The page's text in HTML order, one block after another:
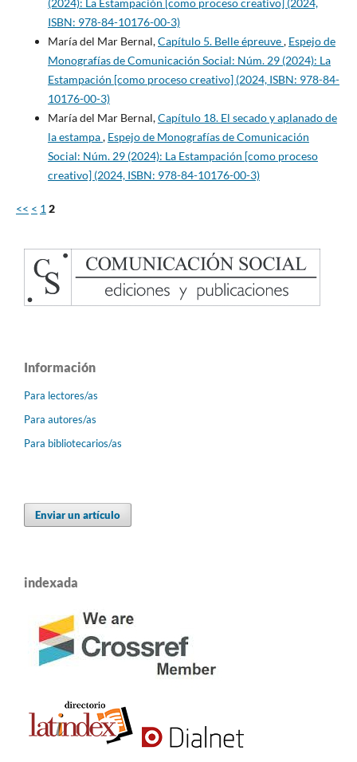
ISBN: 978-84-10176-00-3)
María del Mar Bernal,Capítulo 5. Belle épreuve, Espejo de
Monografías de Comunicación Social: Núm. 29 (2024): La
Estampación [como proceso creativo] (2024, ISBN: 978-84-
10176-00-3)
María del Mar Bernal,Capítulo 18. El secado y aplanado de
la estampa, Espejo de Monografías de Comunicación
Social: Núm. 29 (2024): La Estampación [como proceso
creativo] (2024, ISBN: 978-84-10176-00-3)
<< < 1 2
Información
Para lectores/as
Para autores/as
Para bibliotecarios/as
Enviar un artículo
indexada